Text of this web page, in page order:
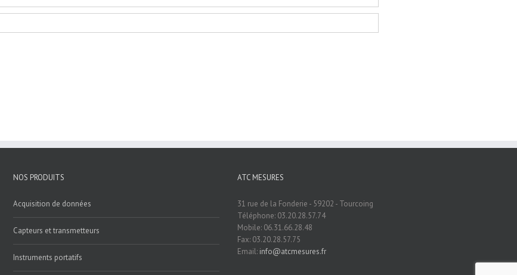
NOS PRODUITS
Acquisition de données
Capteurs et transmetteurs
Instruments portatifs
ATC MESURES
31 rue de la Fonderie - 59202 - Tourcoing
Téléphone: 03.20.28.57.74
Mobile: 06.31.66.28.48
Fax: 03.20.28.57.75
Email: info@atcmesures.fr